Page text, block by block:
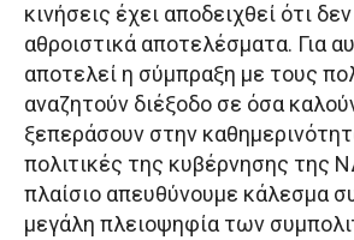
κινήσεις έχει αποδειχθεί ότι
αθροιστικά αποτελέσματα. Για
αποτελεί η σύμπραξη με τους
αναζητούν διέξοδο σε όσα
ξεπεράσουν στην
πολιτικές της κυβέρνησης της
πλαίσιο απευθύνουμε κάλεσμα
μεγάλη πλειοψηφία των